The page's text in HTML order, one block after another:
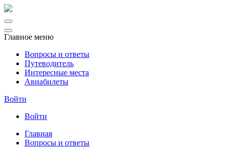
Главное меню
Вопросы и ответы
Путеводитель
Интересные места
Авиабилеты
Войти
Войти
Главная
Вопросы и ответы